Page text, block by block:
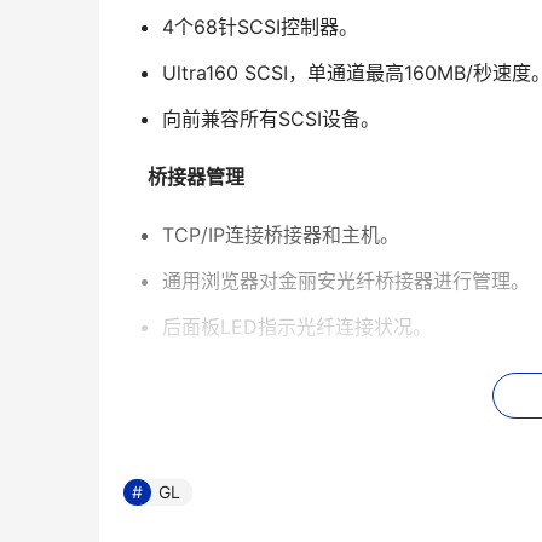
4个68针SCSI控制器。
Ultra160 SCSI，单通道最高160MB/秒速度。
向前兼容所有SCSI设备。
桥接器管理
TCP/IP连接桥接器和主机。
通用浏览器对金丽安光纤桥接器进行管理。
后面板LED指示光纤连接状况。
CPU频率：2.4G或更高。
GL